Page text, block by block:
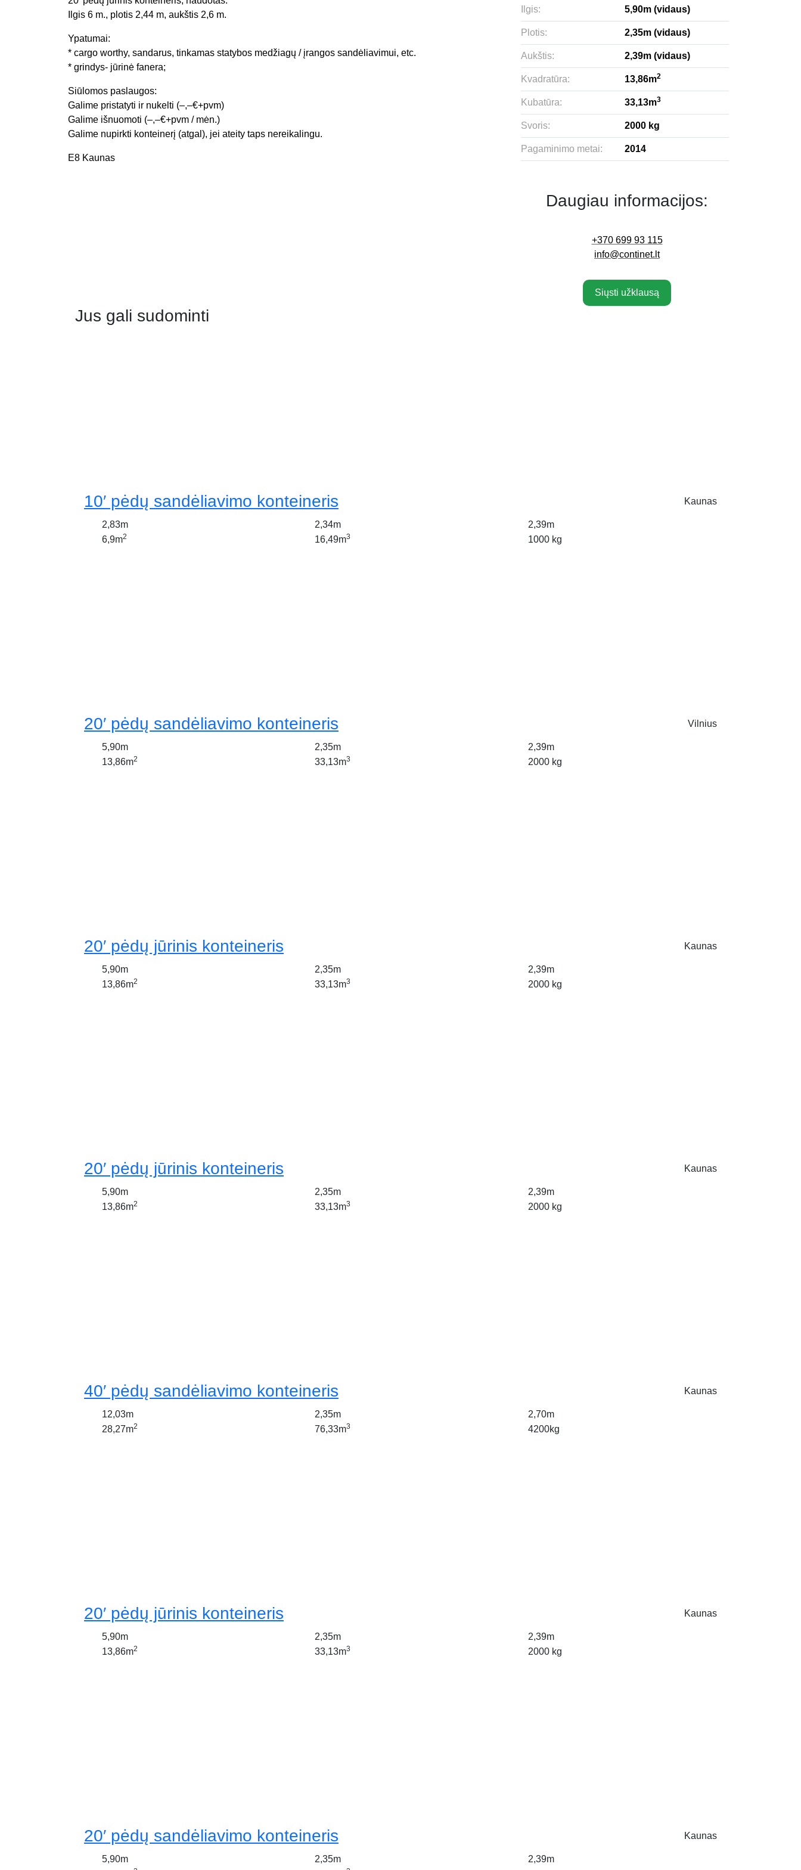
Ilgis 6 m., plotis 2,44 m, aukštis 2,6 m.
Ypatumai:
* cargo worthy, sandarus, tinkamas statybos medžiagų / įrangos sandėliavimui, etc.
* grindys- jūrinė fanera;
Siūlomos paslaugos:
Galime pristatyti ir nukelti (–,–€+pvm)
Galime išnuomoti (–,–€+pvm / mėn.)
Galime nupirkti konteinerį (atgal), jei ateity taps nereikalingu.
E8 Kaunas
Ilgis: 5,90m (vidaus)
Plotis: 2,35m (vidaus)
Aukštis: 2,39m (vidaus)
Kvadratūra: 13,86m2
Kubatūra: 33,13m3
Svoris: 2000 kg
Pagaminimo metai: 2014
Daugiau informacijos:
+370 699 93 115
info@continet.lt
Siųsti užklausą
Jus gali sudominti
10′ pėdų sandėliavimo konteineris Kaunas
2,83m 2,34m
2,39m
6,9m2 16,49m3 1000 kg
20′ pėdų sandėliavimo konteineris Vilnius
5,90m 2,35m
2,39m
13,86m2 33,13m3 2000 kg
20′ pėdų jūrinis konteineris Kaunas
5,90m 2,35m
2,39m
13,86m2 33,13m3 2000 kg
20′ pėdų jūrinis konteineris Kaunas
5,90m 2,35m
2,39m
13,86m2 33,13m3 2000 kg
40′ pėdų sandėliavimo konteineris Kaunas
12,03m 2,35m
2,70m
28,27m2 76,33m3 4200kg
20′ pėdų jūrinis konteineris Kaunas
5,90m 2,35m
2,39m
13,86m2 33,13m3 2000 kg
20′ pėdų sandėliavimo konteineris Kaunas
5,90m 2,35m
2,39m